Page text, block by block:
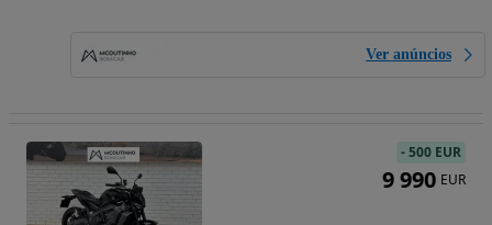
Ver anúncios
-500 EUR
9 990 EUR